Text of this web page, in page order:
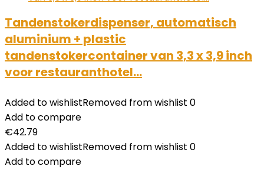
Tandenstokerdispenser, automatisch
aluminium + plastic
tandenstokercontainer van 3,3 x 3,9 inch
voor restauranthotel…
Added to wishlistRemoved from wishlist 0
Add to compare
€42.79
Added to wishlistRemoved from wishlist 0
Add to compare